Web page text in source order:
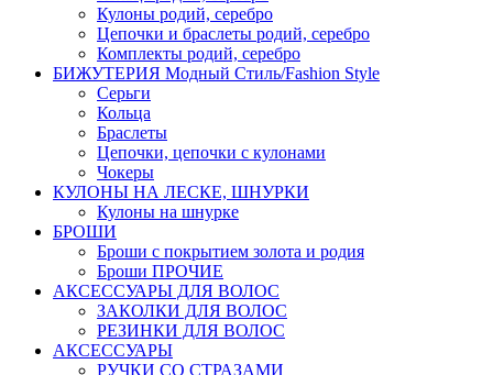
Кулоны родий, серебро
Цепочки и браслеты родий, серебро
Комплекты родий, серебро
БИЖУТЕРИЯ Модный Стиль/Fashion Style
Серьги
Кольца
Браслеты
Цепочки, цепочки с кулонами
Чокеры
КУЛОНЫ НА ЛЕСКЕ, ШНУРКИ
Кулоны на шнурке
БРОШИ
Броши с покрытием золота и родия
Броши ПРОЧИЕ
АКСЕССУАРЫ ДЛЯ ВОЛОС
ЗАКОЛКИ ДЛЯ ВОЛОС
РЕЗИНКИ ДЛЯ ВОЛОС
АКСЕССУАРЫ
РУЧКИ СО СТРАЗАМИ